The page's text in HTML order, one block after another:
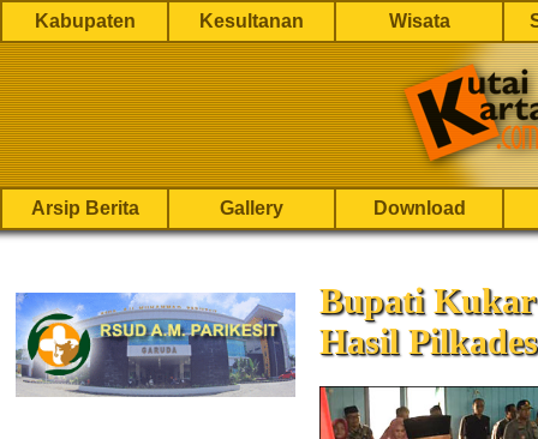
Kabupaten Kesultanan Wisata
Arsip Berita Gallery Download
Bupati
Hasil